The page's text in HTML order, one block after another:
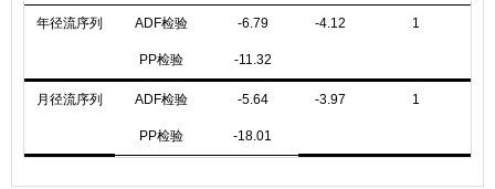
年径流序列 ADF检验 -6.79 -4.12 1
PP检验 -11.32
月径流序列 ADF检验 -5.64 -3.97 1
PP检验 -18.01